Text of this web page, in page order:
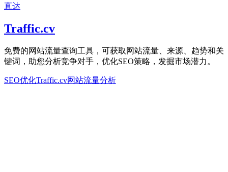
直达
Traffic.cv
免费的网站流量查询工具，可获取网站流量、来源、趋势和关
键词，助您分析竞争对手，优化SEO策略，发掘市场潜力。
SEO优化Traffic.cv网站流量分析